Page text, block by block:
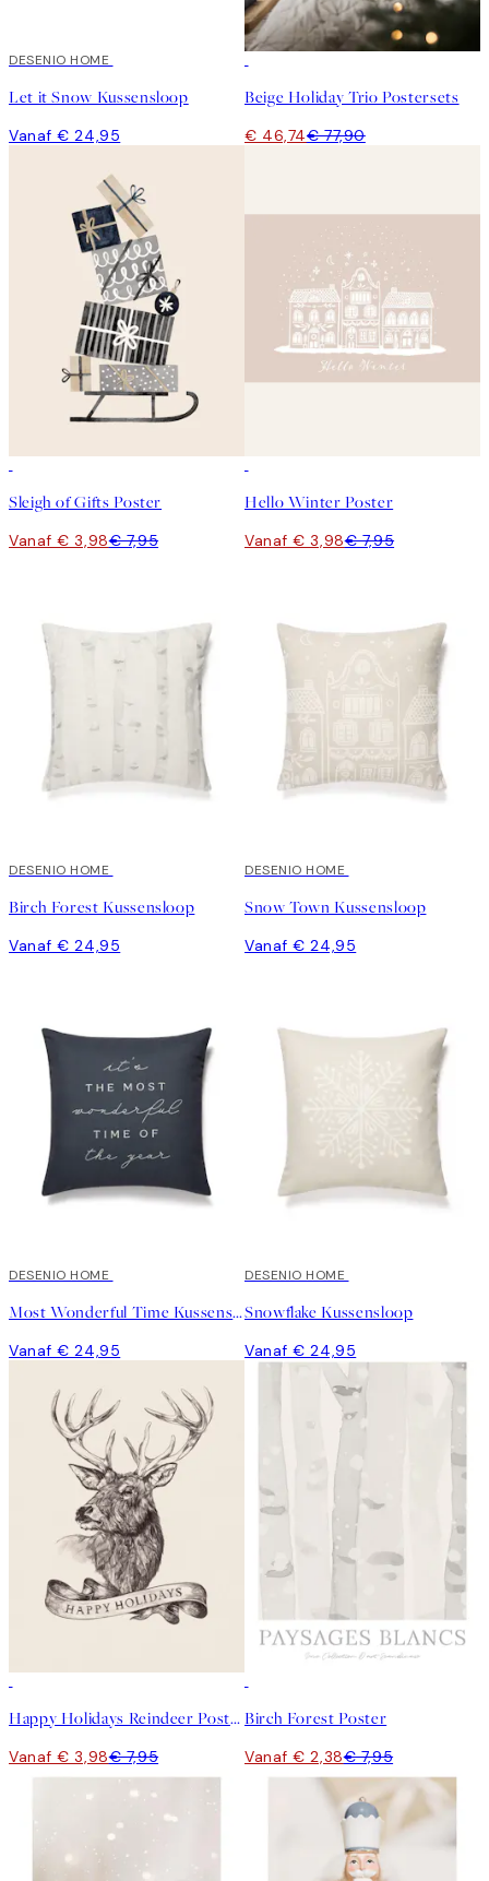
DESENIO HOME
Let it Snow Kussensloop
Vanaf € 24,95
Beige Holiday Trio Postersets
€ 46,74€ 77,90
Sleigh of Gifts Poster
Vanaf € 3,98€ 7,95
Hello Winter Poster
Vanaf € 3,98€ 7,95
DESENIO HOME
Birch Forest Kussensloop
Vanaf € 24,95
DESENIO HOME
Snow Town Kussensloop
Vanaf € 24,95
DESENIO HOME
Most Wonderful Time Kussensloop
Vanaf € 24,95
DESENIO HOME
Snowflake Kussensloop
Vanaf € 24,95
Happy Holidays Reindeer Poster
Vanaf € 3,98€ 7,95
Birch Forest Poster
Vanaf € 2,38€ 7,95